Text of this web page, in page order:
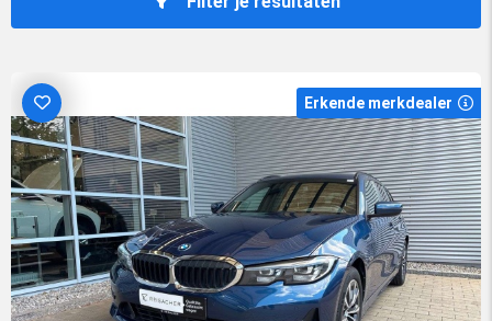
Erkende merkdealer